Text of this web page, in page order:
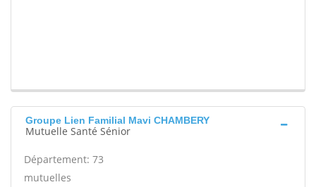
Groupe Lien Familial Mavi CHAMBERY
Mutuelle Santé Sénior
Département: 73
mutuelles